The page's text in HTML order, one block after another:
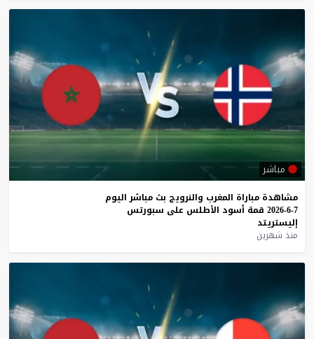
مباشر
مشاهدة مباراة المغرب والنرويج بث مباشر اليوم
7-6-2026
قمة أسود الأطلس على سبورتس
إليستريتد
منذ شهرين